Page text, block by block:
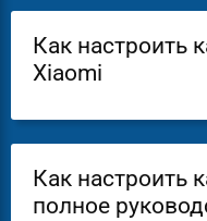
Как настроить
Xiaomi
Как настроить
полное